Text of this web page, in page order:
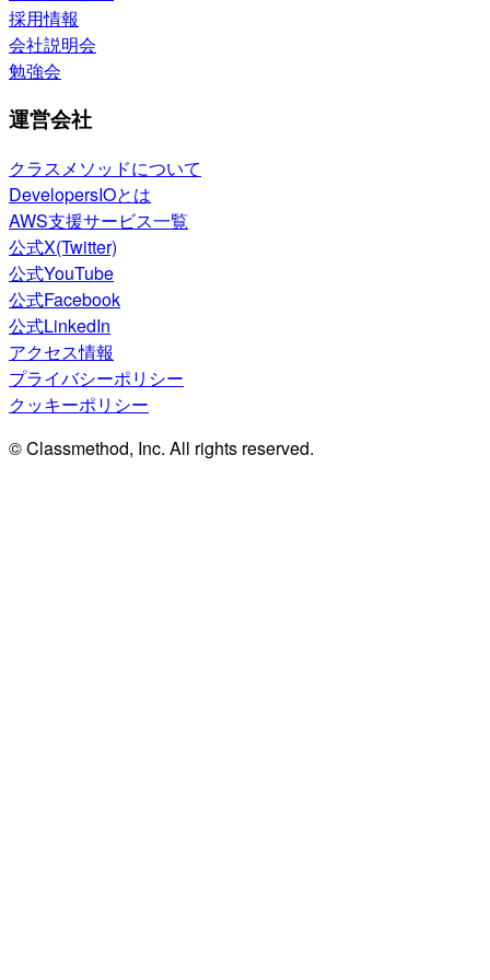
採用情報
会社説明会
勉強会
運営会社
クラスメソッドについて
DevelopersIOとは
AWS支援サービス一覧
公式X(Twitter)
公式YouTube
公式Facebook
公式LinkedIn
アクセス情報
プライバシーポリシー
クッキーポリシー
© Classmethod, Inc. All rights reserved.